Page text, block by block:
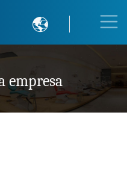

empresa